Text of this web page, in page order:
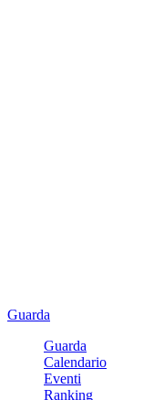
Guarda
Guarda
Calendario
Eventi
Ranking